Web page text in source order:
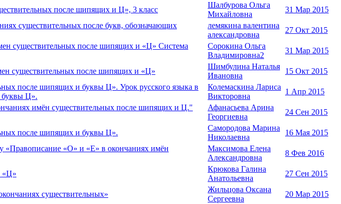
после шипящих и Ц», 3 класс
Шалбурова Ольга
Михайловна
31 Мар 2015
существительных после букв, обозначающих
лемякина валентина
александровна
27 Окт 2015
существительных после шипящих и «Ц» Система
Сорокина Ольга
Владимировна2
31 Мар 2015
существительных после шипящих и «Ц»
Шимбулина Наталья
Ивановна
15 Окт 2015
после шипящих и буквы Ц». Урок русского языка в
буквы Ц».
Колемаскина Лариса
Викторовна
1 Апр 2015
имён существительных после шипящих и Ц."
Афанасьева Арина
Георгиевна
24 Сен 2015
после шипящих и буквы Ц».
Самородова Марина
Николаевна
16 Мая 2015
«Правописание «О» и «Е» в окончаниях имён
Максимова Елена
Александровна
8 Фев 2016
«Ц»
Крюкова Галина
Анатольевна
27 Сен 2015
существительных»
Жильцова Оксана
Сергеевна
20 Мар 2015